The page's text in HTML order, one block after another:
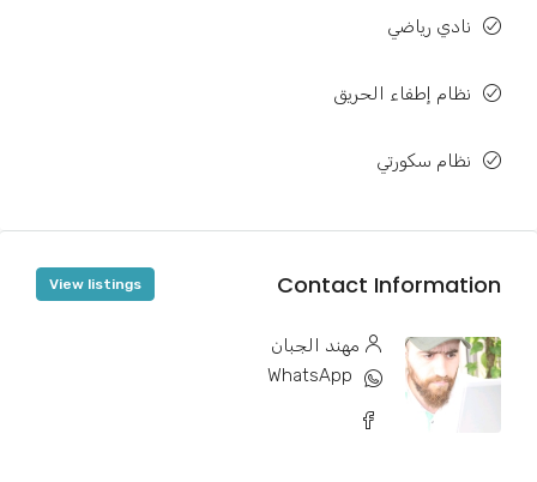
نادي رياضي
نظام إطفاء الحريق
نظام سكورتي
Contact Information
View listings
مهند الجبان
WhatsApp